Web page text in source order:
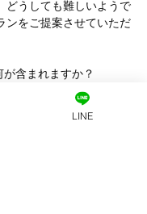
どうしても難しいようで
ンをご提案させていただ
含まれますか？
ます。プリント等はお渡
でご了承ください。
LINE